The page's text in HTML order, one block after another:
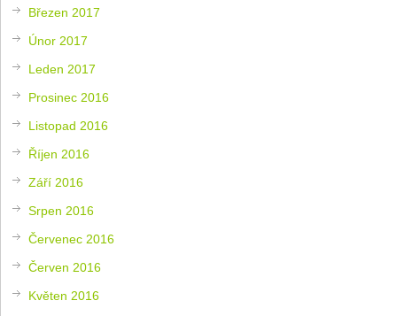
Březen 2017
Únor 2017
Leden 2017
Prosinec 2016
Listopad 2016
Říjen 2016
Září 2016
Srpen 2016
Červenec 2016
Červen 2016
Květen 2016